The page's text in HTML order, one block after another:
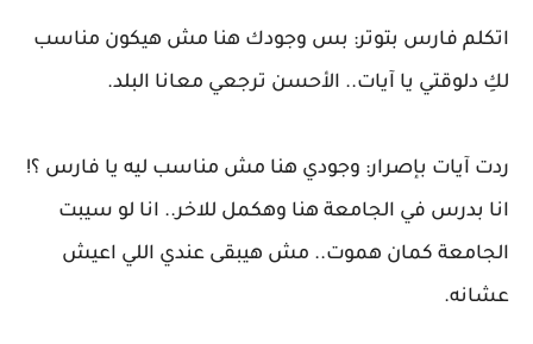
اتكلم فارس بتوتر: بس وجودك هنا مش هيكون مناسب
لكِ دلوقتي يا آيات.. الأحسن ترجعي معانا البلد.
ردت آيات بإصرار: وجودي هنا مش مناسب ليه يا فارس ؟!
انا بدرس في الجامعة هنا وهكمل للاخر.. انا لو سيبت
الجامعة كمان هموت.. مش هيبقى عندي اللي اعيش
عشانه.